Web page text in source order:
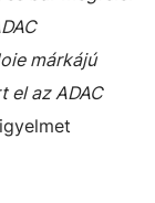
márkájú
el az ADAC